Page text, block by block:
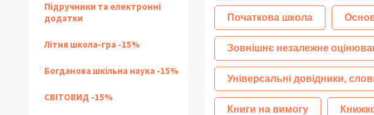
Підручники та електронні
додатки
Літня школа-гра -15%
Богданова шкільна наука -15%
СВІТОВИД -15%
Початкова школа
Зовнішнє незалежне
Універсальні довідники,
Книги на вимогу